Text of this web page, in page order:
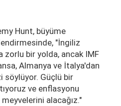
Hunt, büyüme
"İngiliz
zorlu bir yolda, ancak IMF
Almanya ve İtalya'dan
söylüyor. Güçlü bir
ve enflasyonu
alacağız."